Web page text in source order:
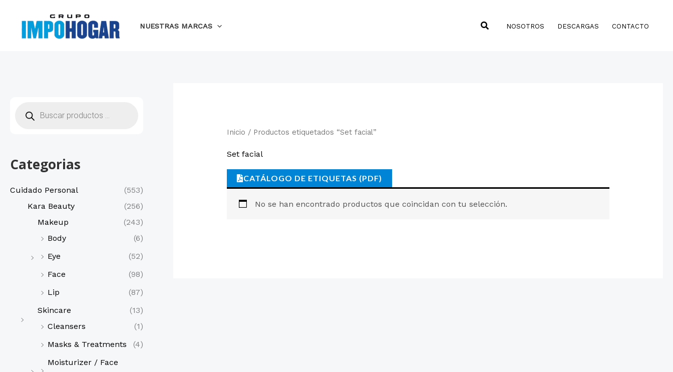
contenido
NUESTRAS MARCAS BuscarNOSOTROS DESCARGAS CONTACTO
d
e
r
Categorias
Cuidado Personal
(553)
Kara Beauty
(256)
Makeup
(243)
Body
(6)
Eye
(52)
Face
(98)
Lip
(87)
Skincare
(13)
Cleansers
(1)
Masks & Treatments
(4)
Moisturizer / Face
Inicio / Productos etiquetados “Set facial”
Set facial
CATÁLOGO DE ETIQUETAS (PDF)
No se han encontrado productos que coincidan con tu selección.